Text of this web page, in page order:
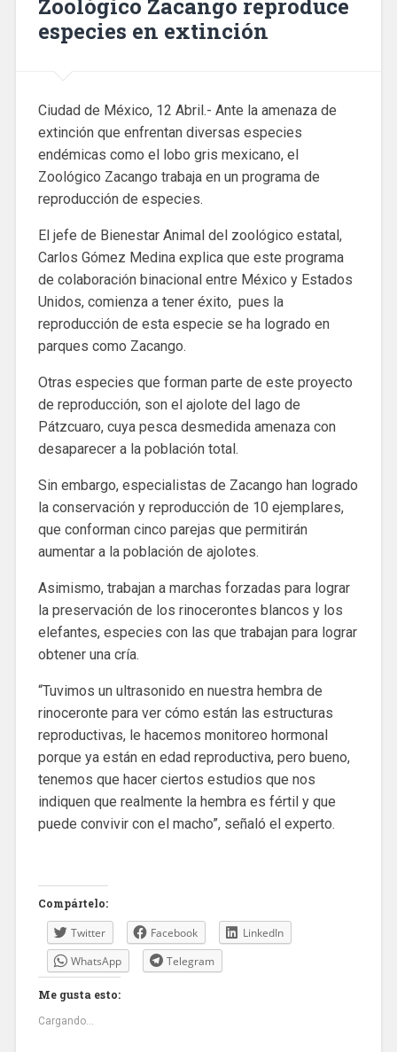
Zoológico Zacango reproduce
especies en extinción
Ciudad de México, 12 Abril.- Ante la amenaza de
extinción que enfrentan diversas especies
endémicas como el lobo gris mexicano, el
Zoológico Zacango trabaja en un programa de
reproducción de especies.
El jefe de Bienestar Animal del zoológico estatal,
Carlos Gómez Medina explica que este programa
de colaboración binacional entre México y Estados
Unidos, comienza a tener éxito, pues la
reproducción de esta especie se ha logrado en
parques como Zacango.
Otras especies que forman parte de este proyecto
de reproducción, son el ajolote del lago de
Pátzcuaro, cuya pesca desmedida amenaza con
desaparecer a la población total.
Sin embargo, especialistas de Zacango han logrado
la conservación y reproducción de 10 ejemplares,
que conforman cinco parejas que permitirán
aumentar a la población de ajolotes.
Asimismo, trabajan a marchas forzadas para lograr
la preservación de los rinocerontes blancos y los
elefantes, especies con las que trabajan para lograr
obtener una cría.
“Tuvimos un ultrasonido en nuestra hembra de
rinoceronte para ver cómo están las estructuras
reproductivas, le hacemos monitoreo hormonal
porque ya están en edad reproductiva, pero bueno,
tenemos que hacer ciertos estudios que nos
indiquen que realmente la hembra es fértil y que
puede convivir con el macho”, señaló el experto.
Compártelo:
Twitter Facebook
LinkedIn
WhatsApp
Telegram
Me gusta esto:
Cargando...